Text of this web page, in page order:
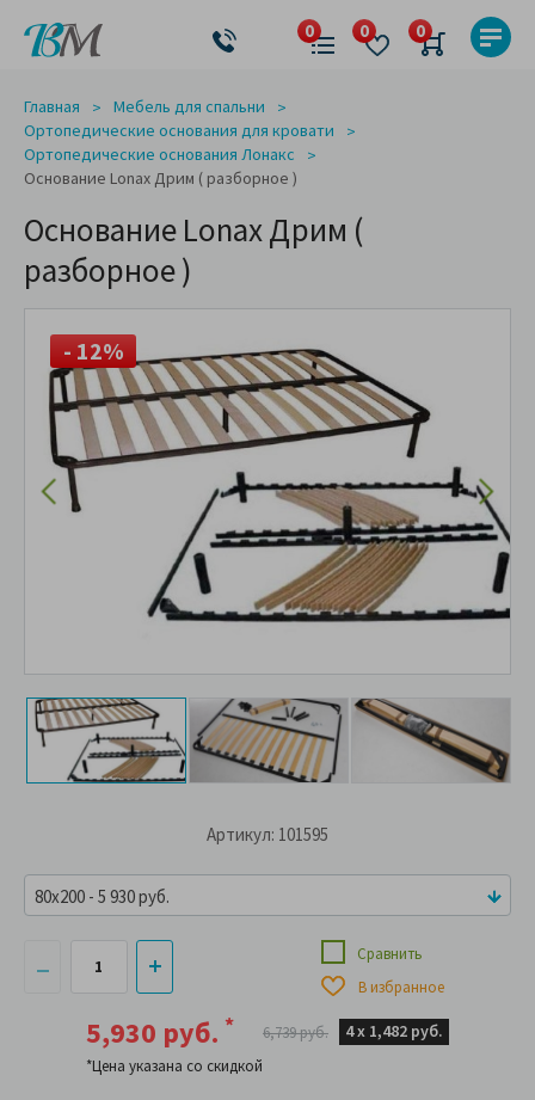
Главная
Мебель для спальни
Ортопедические основания для кровати
Ортопедические основания Лонакс
Основание Lonax Дрим ( разборное )
Основание Lonax Дрим (
разборное )
- 12%
Артикул: 101595
5,930 руб. *
*Цена указана со скидкой
6,739 руб. 4 х 1,482 руб.
Сравнить
В избранное
80x200 - 5 930 руб.